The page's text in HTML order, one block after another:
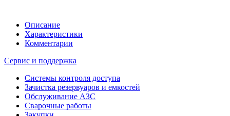
Описание
Характеристики
Комментарии
Сервис и поддержка
Системы контроля доступа
Зачистка резервуаров и емкостей
Обслуживание АЗС
Сварочные работы